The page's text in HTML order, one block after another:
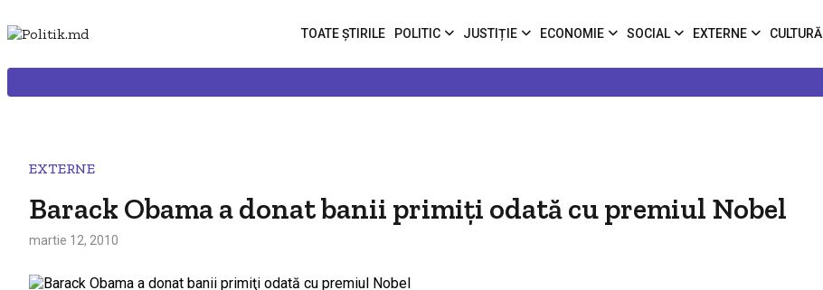
TOATE ȘTIRILE POLITIC JUSTIȚIE ECONOMIE SOCIAL EXTERNE CULTURĂ
EXTERNE
Barack Obama a donat banii primiţi odată cu premiul Nobel
martie 12, 2010